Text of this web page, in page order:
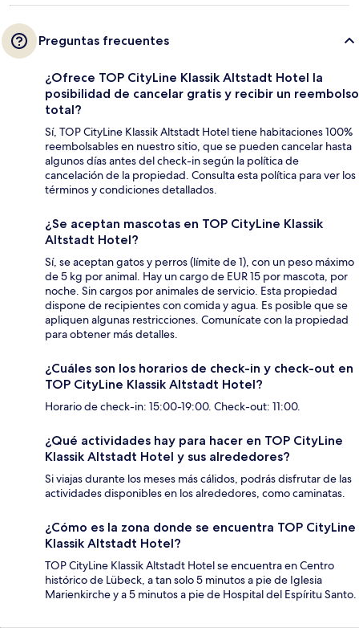
Preguntas frecuentes
¿Ofrece TOP CityLine Klassik Altstadt Hotel la
posibilidad de cancelar gratis y recibir un reembolso
total?
Sí, TOP CityLine Klassik Altstadt Hotel tiene habitaciones 100%
reembolsables en nuestro sitio, que se pueden cancelar hasta
algunos días antes del check-in según la política de
cancelación de la propiedad. Consulta esta política para ver los
términos y condiciones detallados.
¿Se aceptan mascotas en TOP CityLine Klassik
Altstadt Hotel?
Sí, se aceptan gatos y perros (límite de 1), con un peso máximo
de 5 kg por animal. Hay un cargo de EUR 15 por mascota, por
noche. Sin cargos por animales de servicio. Esta propiedad
dispone de recipientes con comida y agua. Es posible que se
apliquen algunas restricciones. Comunícate con la propiedad
para obtener más detalles.
¿Cuáles son los horarios de check-in y check-out en
TOP CityLine Klassik Altstadt Hotel?
Horario de check-in: 15:00-19:00. Check-out: 11:00.
¿Qué actividades hay para hacer en TOP CityLine
Klassik Altstadt Hotel y sus alrededores?
Si viajas durante los meses más cálidos, podrás disfrutar de las
actividades disponibles en los alrededores, como caminatas.
¿Cómo es la zona donde se encuentra TOP CityLine
Klassik Altstadt Hotel?
TOP CityLine Klassik Altstadt Hotel se encuentra en Centro
histórico de Lübeck, a tan solo 5 minutos a pie de Iglesia
Marienkirche y a 5 minutos a pie de Hospital del Espíritu Santo.